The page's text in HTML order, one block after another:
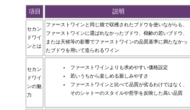
項目 説明
セカン
ドワイ
ンとは
ファーストワインと同じ畑で収穫されたブドウを使いながらも、
ファーストワインに選ばれなかったブドウ、樹齢の若いブドウ、
または天候等の影響でファーストワインの品質基準に満たなかっ
たブドウを用いて造られるワイン
セカン
ドワイ
ンの魅
力
ファーストワインよりも求めやすい価格設定
若いうちから楽しめる親しみやすさ
ファーストワインと比べて品質が劣るわけではなく、
そのシャトーのスタイルや哲学を反映した高い品質